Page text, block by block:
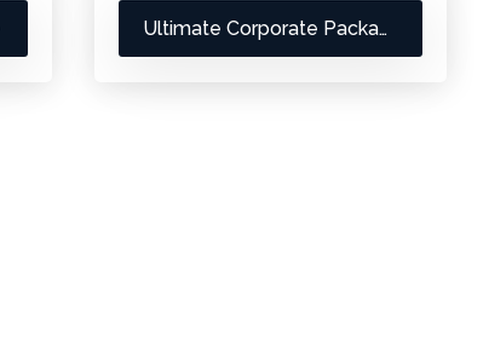
Ultimate Corporate Package